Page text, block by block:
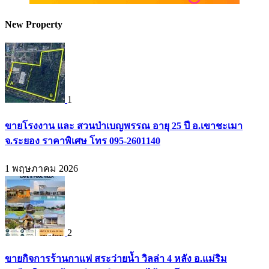
New Property
1
ขายโรงงาน และ สวนป่าเบญพรรณ อายุ 25 ปี อ.เขาชะเมา
จ.ระยอง ราคาพิเศษ โทร 095-2601140
1 พฤษภาคม 2026
2
ขายกิจการร้านกาแฟ สระว่ายน้ำ วิลล่า 4 หลัง อ.แม่ริม